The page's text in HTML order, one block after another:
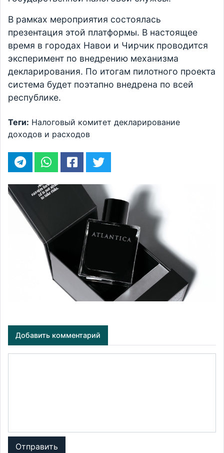
В рамках мероприятия состоялась
презентация этой платформы. В настоящее
время в городах Навои и Чирчик проводится
эксперимент по внедрению механизма
декларирования. По итогам пилотного проекта
система будет поэтапно внедрена по всей
республике.
Теги: Налоговый комитет декларирование
доходов и расходов
Добавить комментарий
Отправить